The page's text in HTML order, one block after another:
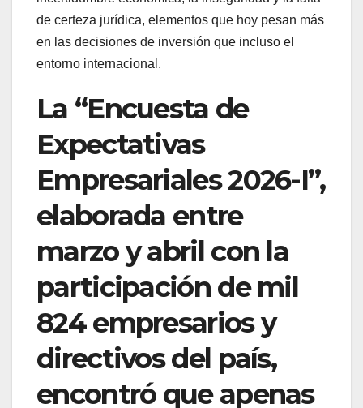
de certeza jurídica, elementos que hoy pesan más
en las decisiones de inversión que incluso el
entorno internacional.
La “Encuesta de
Expectativas
Empresariales 2026-I”,
elaborada entre
marzo y abril con la
participación de mil
824 empresarios y
directivos del país,
encontró que apenas